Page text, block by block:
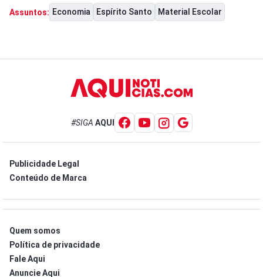
Assuntos: Economia Espírito Santo Material Escolar
#SIGA AQUI
Publicidade Legal
Conteúdo de Marca
Quem somos
Política de privacidade
Fale Aqui
Anuncie Aqui